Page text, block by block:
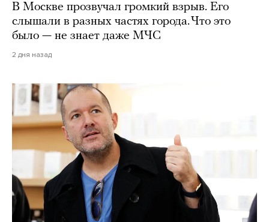
В Москве прозвучал громкий взрыв. Его
слышали в разных частях города. Что это
было — не знает даже МЧС
2 дня назад